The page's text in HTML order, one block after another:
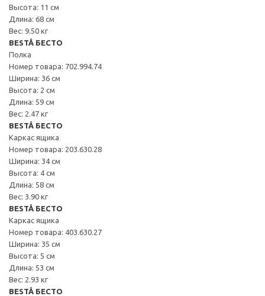
Высота: 11 см
Длина: 68 см
Вес: 9.50 кг
BESTÅ БЕСТО
Полка
Номер товара: 702.994.74
Ширина: 36 см
Высота: 2 см
Длина: 59 см
Вес: 2.47 кг
BESTÅ БЕСТО
Каркас ящика
Номер товара: 203.630.28
Ширина: 34 см
Высота: 4 см
Длина: 58 см
Вес: 3.90 кг
BESTÅ БЕСТО
Каркас ящика
Номер товара: 403.630.27
Ширина: 35 см
Высота: 5 см
Длина: 53 см
Вес: 2.93 кг
BESTÅ БЕСТО